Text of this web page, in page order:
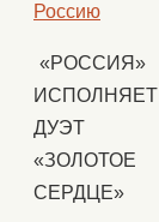
Россию
«РОССИЯ»
ИСПОЛНЯЕТ
ДУЭТ
«ЗОЛОТОЕ
СЕРДЦЕ»